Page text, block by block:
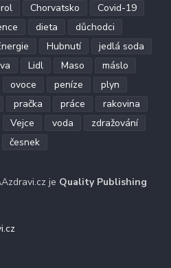
Chorvatsko
Covid-19
dieta
důchodci
Hubnutí
jedlá soda
Lidl Maso
máslo
ovoce peníze
plyn
pračka práce
rakovina
Vejce voda
zdražování
česnek
je Quality Publishing